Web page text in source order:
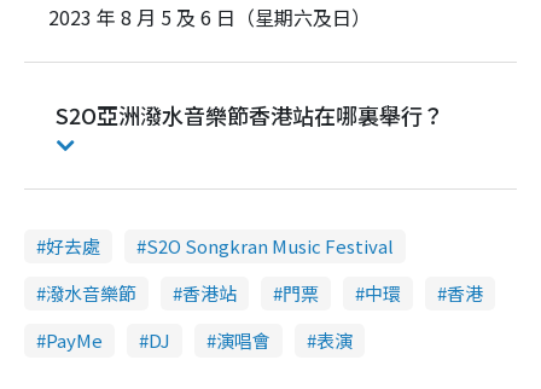
2023 年 8 月 5 及 6 日（星期六及日）
S2O亞洲潑水音樂節香港站在哪裏舉行？
好去處
S2O Songkran Music Festival
潑水音樂節
香港站 門票 中環
香港
PayMe
DJ 演唱會 表演